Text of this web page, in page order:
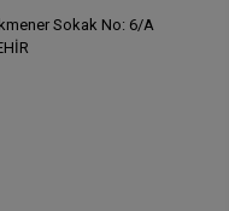
Sokak No: 6/A